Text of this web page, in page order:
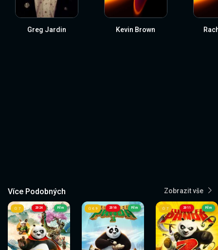
Greg Jardin Kevin Brown
Více Podobných Zobrazit vše
2024
7 Film 2016
6.9 Film 2011
7 Film